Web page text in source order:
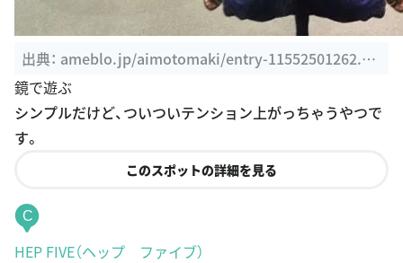
出典： ameblo.jp/aimotomaki/entry-11552501262.ht
ml
鏡で遊ぶ
シンプルだけど、ついついテンション上がっちゃうやつで
す。
このスポットの詳細を見る
C
HEP FIVE（ヘップ ファイブ）